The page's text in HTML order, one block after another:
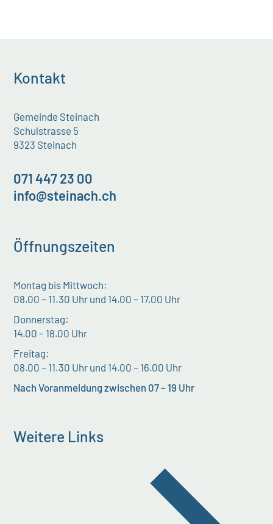
Kontakt
Gemeinde Steinach
Schulstrasse 5
9323 Steinach
071 447 23 00
info@steinach.ch
Öffnungszeiten
Montag bis Mittwoch:
08.00 – 11.30 Uhr und 14.00 – 17.00 Uhr
Donnerstag:
14.00 – 18.00 Uhr
Freitag:
08.00 – 11.30 Uhr und 14.00 – 16.00 Uhr
Nach Voranmeldung zwischen 07 – 19 Uhr
Weitere Links